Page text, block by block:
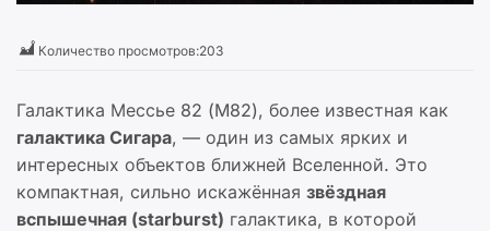
Количество просмотров:203
Галактика Мессье 82 (M82), более известная как
галактика Сигара, — один из самых ярких и
интересных объектов ближней Вселенной. Это
компактная, сильно искажённая звёздная
вспышечная (starburst) галактика, в которой